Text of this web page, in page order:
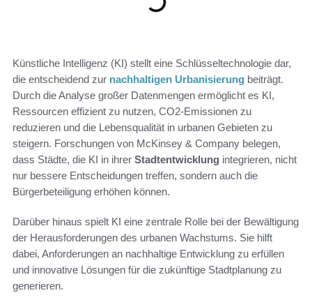
Künstliche Intelligenz (KI) stellt eine Schlüsseltechnologie dar,
die entscheidend zur nachhaltigen Urbanisierung beiträgt.
Durch die Analyse großer Datenmengen ermöglicht es KI,
Ressourcen effizient zu nutzen, CO2-Emissionen zu
reduzieren und die Lebensqualität in urbanen Gebieten zu
steigern. Forschungen von McKinsey & Company belegen,
dass Städte, die KI in ihrer Stadtentwicklung integrieren, nicht
nur bessere Entscheidungen treffen, sondern auch die
Bürgerbeteiligung erhöhen können.
Darüber hinaus spielt KI eine zentrale Rolle bei der Bewältigung
der Herausforderungen des urbanen Wachstums. Sie hilft
dabei, Anforderungen an nachhaltige Entwicklung zu erfüllen
und innovative Lösungen für die zukünftige Stadtplanung zu
generieren.